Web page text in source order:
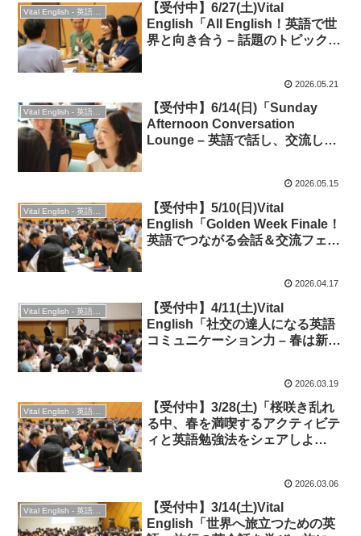
Vital English - 英語勉強会
【受付中】6/27(土)Vital
English「All English！英語で世
界と向き合う – 話題のトピックで
2026.05.21
Vital English - 英語勉強会
【受付中】6/14(日)「Sunday
Afternoon Conversation
Lounge – 英語で話し、交流し、
2026.05.15
Vital English - 英語勉強会
【受付中】5/10(日)Vital
English「Golden Week Finale！
英語でつながる会話＆交流フェ
2026.04.17
Vital English - 英語勉強会
【受付中】4/11(土)Vital
English「社交の達人になる英語
コミュニケーション力 – 春は新た
2026.03.19
Vital English - 英語勉強会
【受付中】3/28(土)「桜咲き乱れ
る中、春を満喫するアクティビテ
ィと英語勉強法をシェアしよ
2026.03.06
Vital English - 英語勉強会
【受付中】3/14(土)Vital
English「世界へ旅立つための英